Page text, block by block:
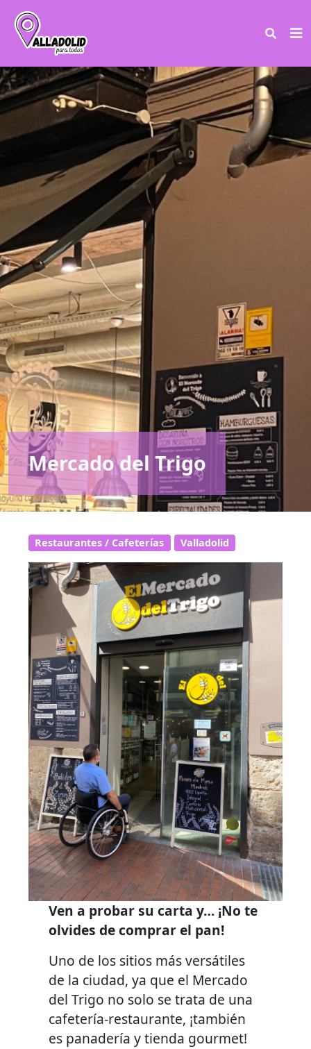
Mercado del Trigo
Restaurantes / Cafeterías Valladolid
Ven a probar su carta y… ¡No te
olvides de comprar el pan!
Uno de los sitios más versátiles
de la ciudad, ya que el Mercado
del Trigo no solo se trata de una
cafetería-restaurante, ¡también
es panadería y tienda gourmet!